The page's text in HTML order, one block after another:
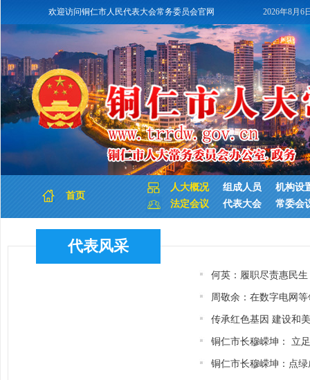
欢迎访问铜仁市人民代表大会常务委员会官网 2026年8月6
首页
人大概况 组成人员
机构设
法定会议
代表大会 常委会
代表风采
何英：履职尽责惠民
周敬余：在数字电网
传承红色基因 建设和
铜仁市长穆嵘坤： 立
铜仁市长穆嵘坤：点绿